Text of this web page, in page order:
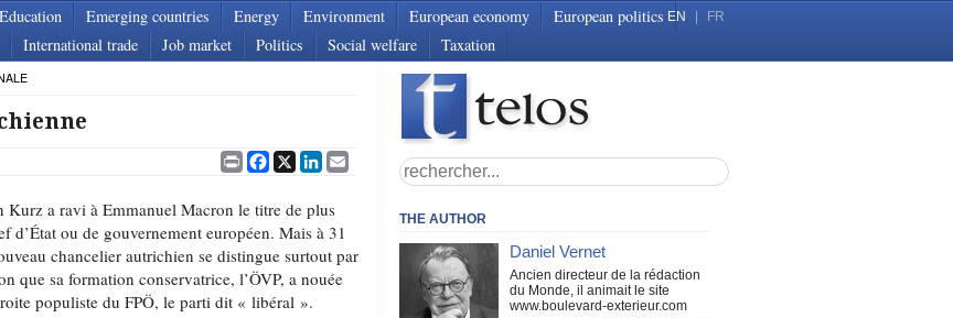
Education Emerging countries Energy Environment European economy
European politics
International trade Job market Politics Social welfare Taxation
EN FR
PrintFacebook
X LinkedIn
Email
Kurz a ravi à Emmanuel Macron le titre de plus
d’État ou de gouvernement européen. Mais à 31
chancelier autrichien se distingue surtout par
que sa formation conservatrice, l’ÖVP, a nouée
populiste du FPÖ, le parti dit « libéral ».
THE AUTHOR
Daniel Vernet
Ancien directeur de la rédaction
du Monde, il animait le site
www.boulevard-exterieur.com